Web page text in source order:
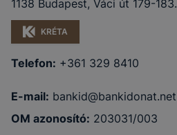
1138 Budapest, Váci út 179-183.
KRÉTA
Telefon: +361 329 8410
E-mail: bankid@bankidonat.net
OM azonosító: 203031/003